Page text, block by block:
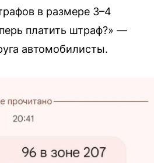
в размере 3–4
платить штраф?» —
автомобилисты.